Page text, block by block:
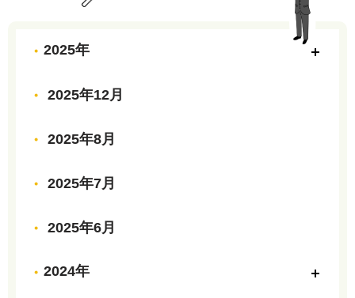
2025年
2025年12月
2025年8月
2025年7月
2025年6月
2024年